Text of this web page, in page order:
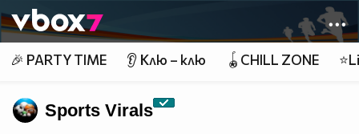
👾
🎉 PARTY TIME 👂 Клю – клю 🪀CHILL ZONE
Sports Virals